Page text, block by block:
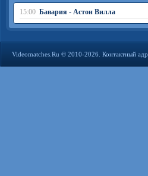
15:00 Бавария - Астон Вилла
Videomatches.Ru © 2010-2026. Контактный